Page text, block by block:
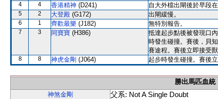
4 4 香港精神 (D241) 自大外檔出閘後於早段
5 2 大登殿 (G172) 出閘緩慢。
6 1 齊歡最樂 (J182) 無特別報告。
7 3 同寶寶 (H386)
抵達起步點後被發現口
時發生碰撞。賽後，貝
賽途程。賽後立即接受
8 8 神虎金剛 (J064) 起步時發生碰撞。賽後
勝出馬匹血統
神煞金剛
父系: Not A Single Doubt